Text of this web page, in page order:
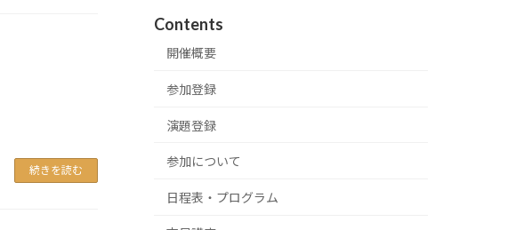
続きを読む
Contents
開催概要
参加登録
演題登録
参加について
日程表・プログラム